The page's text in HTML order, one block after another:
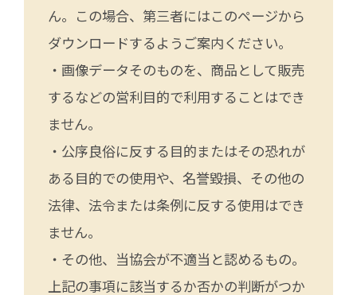
ん。この場合、第三者にはこのページから
ダウンロードするようご案内ください。
・画像データそのものを、商品として販売
するなどの営利目的で利用することはでき
ません。
・公序良俗に反する目的またはその恐れが
ある目的での使用や、名誉毀損、その他の
法律、法令または条例に反する使用はでき
ません。
・その他、当協会が不適当と認めるもの。
上記の事項に該当するか否かの判断がつか